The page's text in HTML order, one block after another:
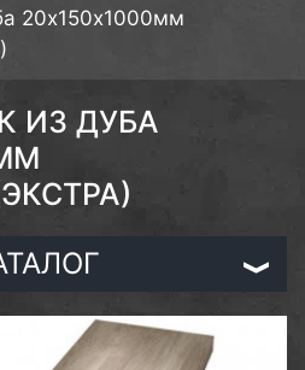
20х150х1000мм
ИЗ ДУБА